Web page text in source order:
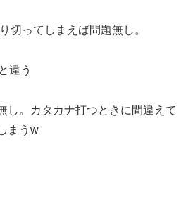
切ってしまえば問題無し。
違う
し。カタカナ打つときに間違えて
まうw